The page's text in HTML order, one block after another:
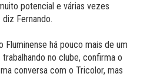
potencial e várias vezes
Fernando.
Fluminense há pouco mais de um
no clube, confirma o
conversa com o Tricolor, mas